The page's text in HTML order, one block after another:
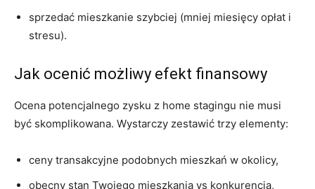
sprzedać mieszkanie szybciej (mniej miesięcy opłat i
stresu).
Jak ocenić możliwy efekt finansowy
Ocena potencjalnego zysku z home stagingu nie musi
być skomplikowana. Wystarczy zestawić trzy elementy:
ceny transakcyjne podobnych mieszkań w okolicy,
obecny stan Twojego mieszkania vs konkurencja,